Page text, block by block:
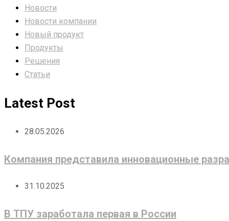
Новости
Новости компании
Новый продукт
Продукты
Решения
Статьи
Latest Post
28.05.2026
Компания представила инновационные
31.10.2025
В ТПУ заработала первая в России